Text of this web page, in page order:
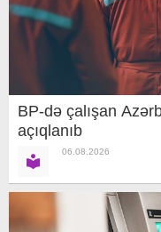
BP-də çalışan
açıqlanıb
06.08.2026